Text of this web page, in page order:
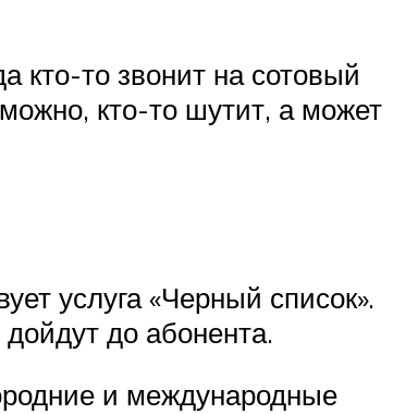
кто-то звонит на сотовый
кто-то шутит, а может
услуга «Черный список».
дойдут до абонента.
и международные